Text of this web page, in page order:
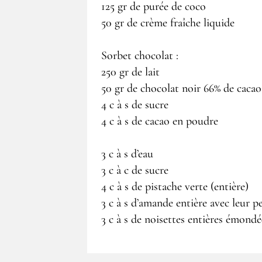
125 gr de purée de coco
50 gr de crème fraîche liquide
Sorbet chocolat :
250 gr de lait
50 gr de chocolat noir 66% de cacao
4 c à s de sucre
4 c à s de cacao en poudre
3 c à s d’eau
3 c à c de sucre
4 c à s de pistache verte (entière)
3 c à s d’amande entière avec leur
3 c à s de noisettes entières